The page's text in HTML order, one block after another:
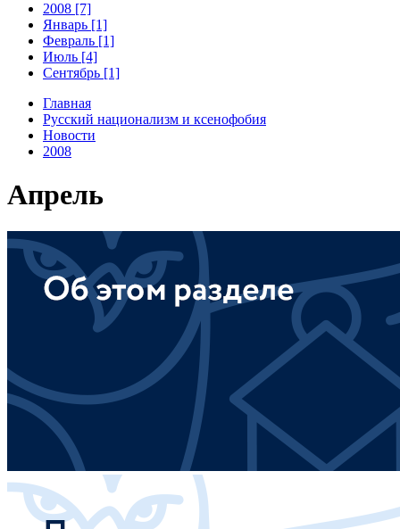
2008 [7]
Январь [1]
Февраль [1]
Июль [4]
Сентябрь [1]
Главная
Русский национализм и ксенофобия
Новости
2008
Апрель